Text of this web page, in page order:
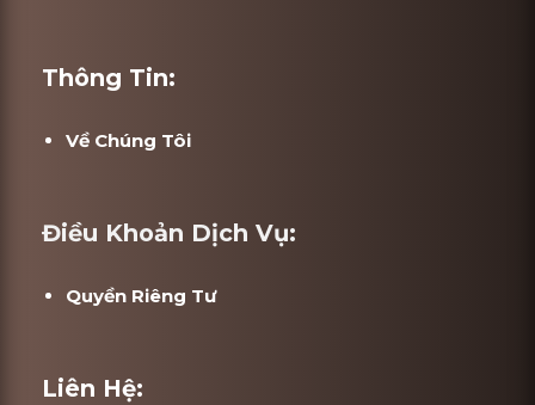
Thông Tin:
Về Chúng Tôi
Điều Khoản Dịch Vụ:
Quyền Riêng Tư
Liên Hệ: